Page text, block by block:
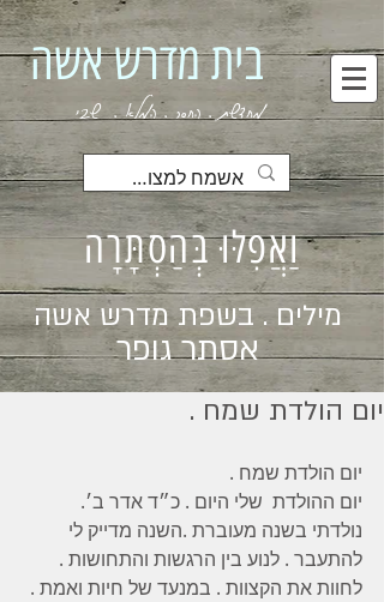
בית מדרש אשה
מחדשת . החסר . המלא . שבי
וַאֲפִלּוּ בְּהַסְתָּרָה
מילים . בשפת מדרש אשה
אסתר גופר
יום הולדת שמח .
יום הולדת שמח .
יום ההולדת  שלי היום . כ״ד אדר ב׳.
נולדתי בשנה מעוברת .השנה מדייק לי
להתעבר . לנוע בין הרגשות והתחושות .
לחוות את הקצוות . במנעד של חיות ואמת .